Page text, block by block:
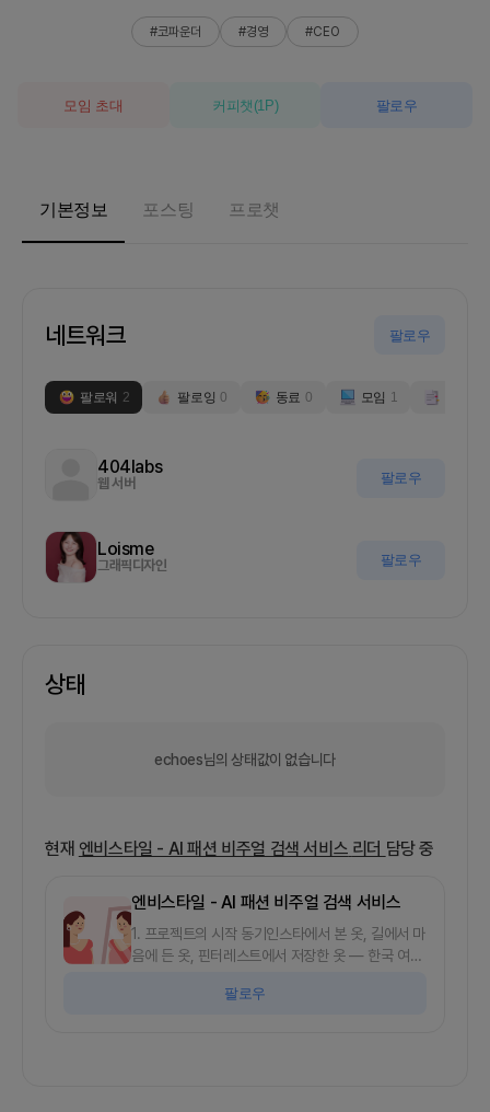
#코파운더 #경영 #CEO
모임 초대 커피챗 (1 P) 팔로우
기본정보 포스팅 프로챗
네트워크 팔로우
팔로워 2 팔로잉 0 동료 0 모임 1
404labs
웹 서버 팔로우
Loisme
그래픽디자인 팔로우
상태
echoes님의 상태값이 없습니다
현재 엔비스타일 - AI 패션 비주얼 검색 서비스 리더 담당 중
엔비스타일 - AI 패션 비주얼 검색 서비스
1. 프로젝트의 시작 동기인스타에서 본 옷, 길에서 마
음에 든 옷, 핀터레스트에서 저장한 옷 — 한국 여성
니다. 검색해보면 품절, 단종, 해외 브랜드라 못 사는
팔로우